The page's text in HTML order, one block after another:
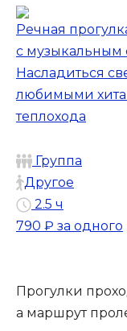
Речная
с
Насладиться
любимыми
теплохода
Группа
Другое
2.5 ч
790 ₽ за одного
Прогулки
а маршрут